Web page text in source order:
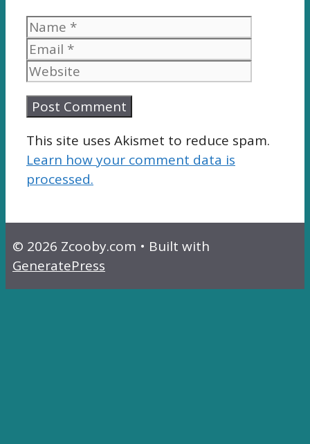
Name
This site uses Akismet to reduce spam.
Learn how your comment data is
processed.
© 2026 Zcooby.com • Built with
GeneratePress